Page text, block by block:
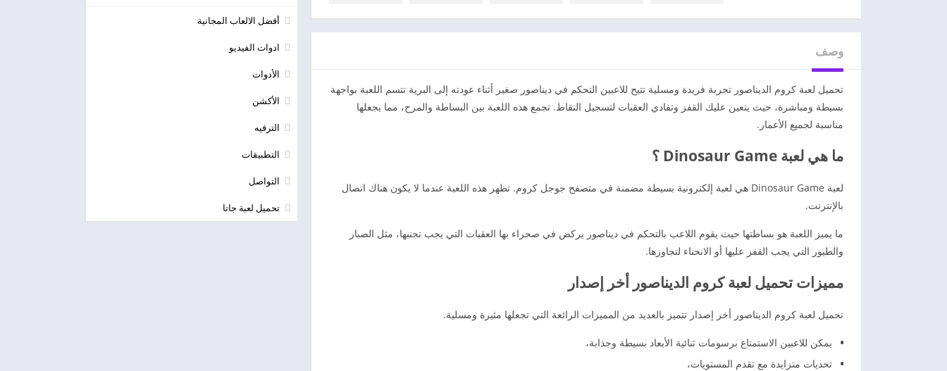
وصف
تحميل لعبة كروم الديناصور تجربة فريدة ومسلية تتيح للاعبين التحكم في ديناصور صغير أثناء عودته إلى البرية تتسم اللعبة بواجهة
بسيطة ومباشرة، حيث يتعين عليك القفز وتفادي العقبات لتسجيل النقاط. تجمع هذه اللعبة بين البساطة والمرح، مما يجعلها
مناسبة لجميع الأعمار.
ما هي لعبة Dinosaur Game ؟
لعبة Dinosaur Game هي لعبة إلكترونية بسيطة مضمنة في متصفح جوجل كروم. تظهر هذه اللعبة عندما لا يكون هناك اتصال
بالإنترنت.
ما يميز اللعبة هو بساطتها حيث يقوم اللاعب بالتحكم في ديناصور يركض في صحراء بها العقبات التي يجب تجنبها، مثل الصبار
والطيور التي يجب القفز عليها أو الانحناء لتجاوزها.
مميزات تحميل لعبة كروم الديناصور أخر إصدار
تحميل لعبة كروم الديناصور أخر إصدار تتميز بالعديد من المميزات الرائعة التي تجعلها مثيرة ومسلية.
يمكن للاعبين الاستمتاع برسومات ثنائية الأبعاد بسيطة وجذابة،
تحديات متزايدة مع تقدم المستويات،
أفضل الالعاب المجانية
ادوات الفيديو
الأدوات
الأكشن
الترفيه
التطبيقات
التواصل
تحميل لعبة جاتا